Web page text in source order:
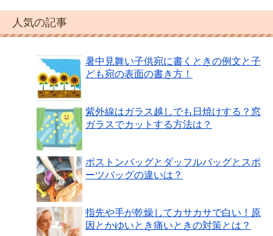
人気の記事
暑中見舞い子供宛に書くときの例文と子
ども宛の表面の書き方！
紫外線はガラス越しでも日焼けする？窓
ガラスでカットする方法は？
ボストンバッグとダッフルバッグとスポ
ーツバッグの違いは？
指先や手が乾燥してカサカサで白い！原
因とかゆいとき痛いときの対策とは？